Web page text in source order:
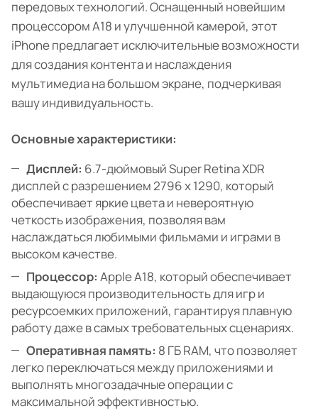
передовых технологий. Оснащенный новейшим
процессором A18 и улучшенной камерой, этот
iPhone предлагает исключительные возможности
для создания контента и наслаждения
мультимедиа на большом экране, подчеркивая
вашу индивидуальность.
Основные характеристики:
Дисплей: 6.7-дюймовый Super Retina XDR
дисплей с разрешением 2796 x 1290, который
обеспечивает яркие цвета и невероятную
четкость изображения, позволяя вам
наслаждаться любимыми фильмами и играми в
высоком качестве.
Процессор: Apple A18, который обеспечивает
выдающуюся производительность для игр и
ресурсоемких приложений, гарантируя плавную
работу даже в самых требовательных сценариях.
Оперативная память: 8 ГБ RAM, что позволяет
легко переключаться между приложениями и
выполнять многозадачные операции с
максимальной эффективностью.